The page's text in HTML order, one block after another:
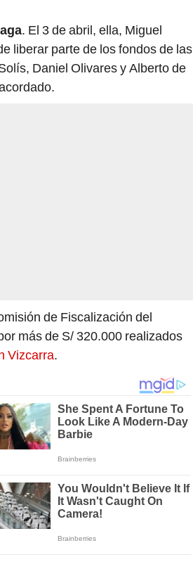
. El 3 de abril, ella, Miguel
liberar parte de los fondos de las
Daniel Olivares y Alberto de
de Fiscalización del
más de S/ 320.000 realizados
Vizcarra.